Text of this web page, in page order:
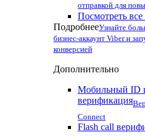
отправкой для
Посмотреть
ПодробнееУзнайте
бизнес-аккаунт Viber и
конверсией
Дополнительно
Мобильный ID
верификация
Connect
Flash call